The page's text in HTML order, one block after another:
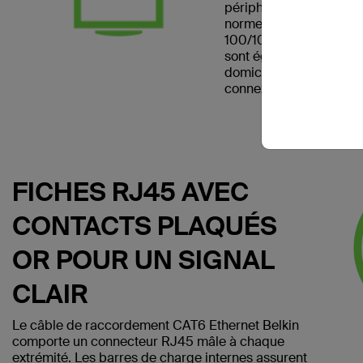
périphérique réseau. Il
norme CAT6 et peut
100/1000BASE-T. Les
sont également
domicile et les
connexion Internet
FICHES RJ45 AVEC
CONTACTS PLAQUÉS
OR POUR UN SIGNAL
CLAIR
Le câble de raccordement CAT6 Ethernet Belkin
comporte un connecteur RJ45 mâle à chaque
extrémité. Les barres de charge internes assurent